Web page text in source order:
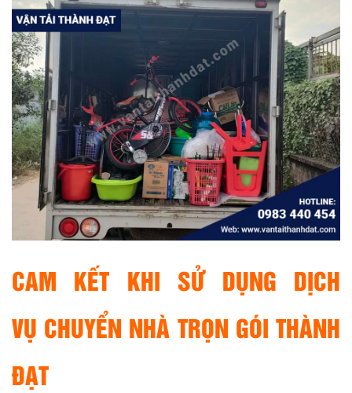
CAM KẾT KHI SỬ DỤNG DỊCH
VỤ CHUYỂN NHÀ TRỌN GÓI THÀNH
ĐẠT